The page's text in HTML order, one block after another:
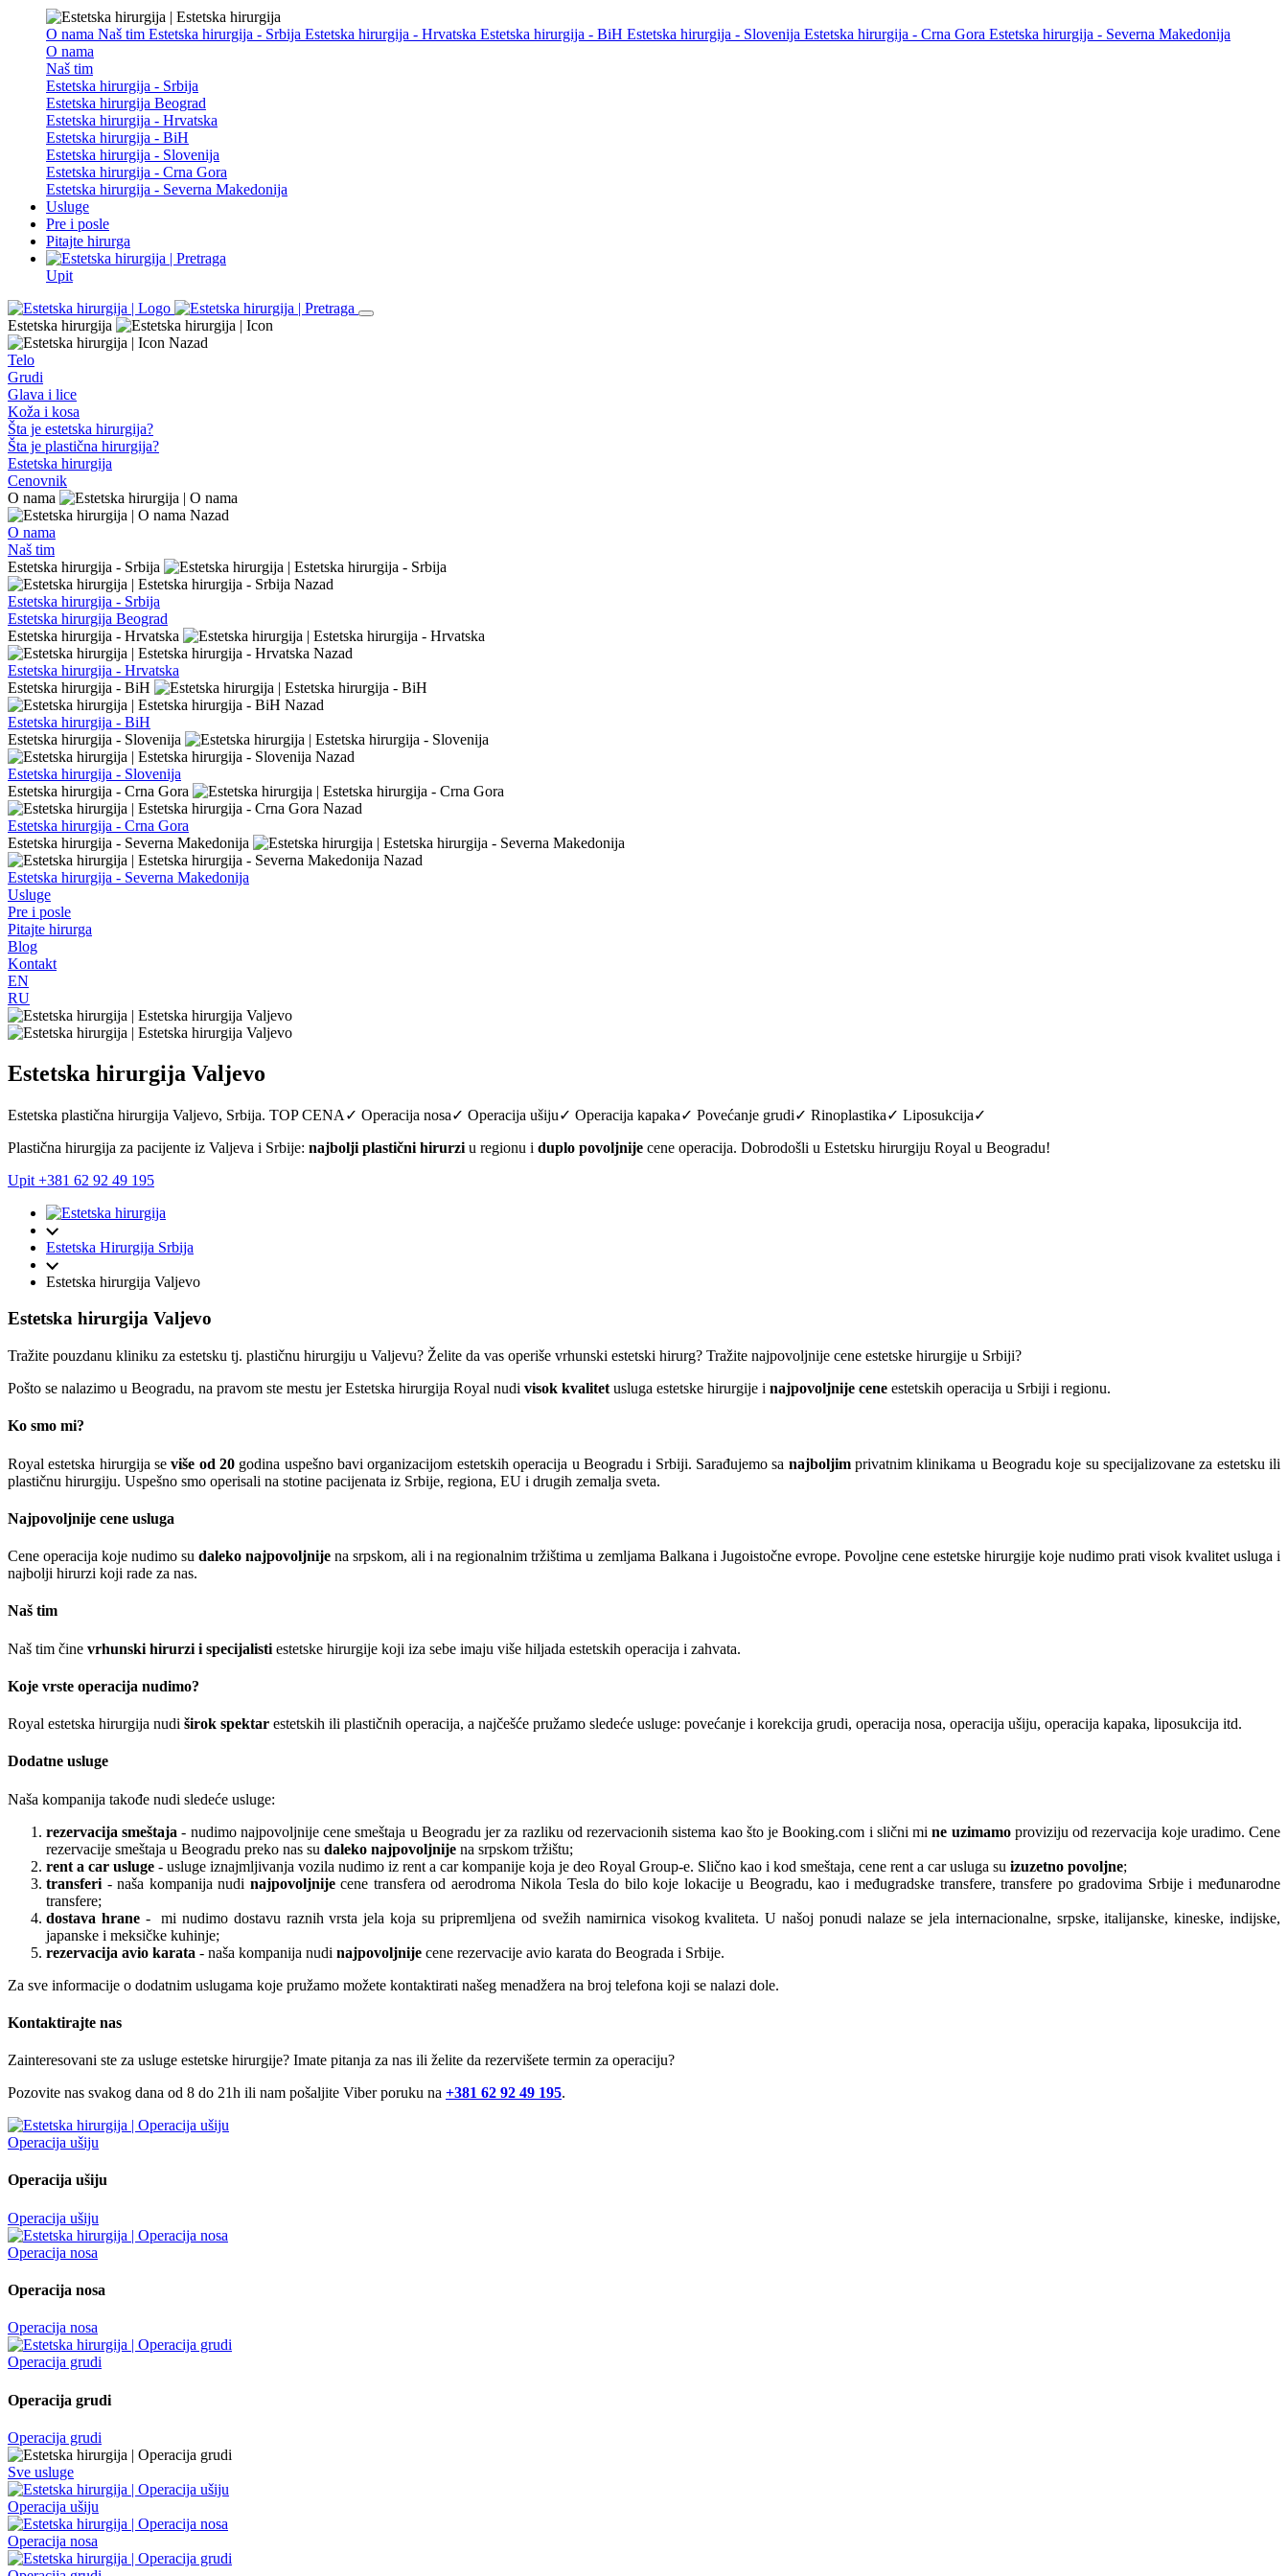
O nama Naš tim Estetska hirurgija - Srbija Estetska hirurgija - Hrvatska Estetska hirurgija - BiH Estetska hirurgija - Slovenija Estetska hirurgija - Crna Gora Estetska hirurgija - Severna Makedonija
O nama
Naš tim
Estetska hirurgija - Srbija
Estetska hirurgija Beograd
Estetska hirurgija - Hrvatska
Estetska hirurgija - BiH
Estetska hirurgija - Slovenija
Estetska hirurgija - Crna Gora
Estetska hirurgija - Severna Makedonija
Usluge
Pre i posle
Pitajte hirurga
Upit
Estetska hirurgija
Nazad
Telo
Grudi
Glava i lice
Koža i kosa
Šta je estetska hirurgija?
Šta je plastična hirurgija?
Estetska hirurgija
Cenovnik
O nama
Nazad
O nama
Naš tim
Estetska hirurgija - Srbija
Nazad
Estetska hirurgija - Srbija
Estetska hirurgija Beograd
Estetska hirurgija - Hrvatska
Nazad
Estetska hirurgija - Hrvatska
Estetska hirurgija - BiH
Nazad
Estetska hirurgija - BiH
Estetska hirurgija - Slovenija
Nazad
Estetska hirurgija - Slovenija
Estetska hirurgija - Crna Gora
Nazad
Estetska hirurgija - Crna Gora
Estetska hirurgija - Severna Makedonija
Nazad
Estetska hirurgija - Severna Makedonija
Usluge
Pre i posle
Pitajte hirurga
Blog
Kontakt
EN
RU
Estetska hirurgija Valjevo
Estetska plastična hirurgija Valjevo, Srbija. TOP CENA✓ Operacija nosa✓ Operacija ušiju✓ Operacija kapaka✓ Povećanje grudi✓ Rinoplastika✓ Liposukcija✓
Plastična hirurgija za pacijente iz Valjeva i Srbije: najbolji plastični hirurzi u regionu i duplo povoljnije cene operacija. Dobrodošli u Estetsku hirurgiju Royal u Beogradu!
Upit +381 62 92 49 195
Estetska Hirurgija Srbija
Estetska hirurgija Valjevo
Estetska hirurgija Valjevo
Tražite pouzdanu kliniku za estetsku tj. plastičnu hirurgiju u Valjevu? Želite da vas operiše vrhunski estetski hirurg? Tražite najpovoljnije cene estetske hirurgije u Srbiji?
Pošto se nalazimo u Beogradu, na pravom ste mestu jer Estetska hirurgija Royal nudi visok kvalitet usluga estetske hirurgije i najpovoljnije cene estetskih operacija u Srbiji i regionu.
Ko smo mi?
Royal estetska hirurgija seviše od 20 godina uspešno bavi organizacijom estetskih operacija u Beogradu i Srbiji. Sarađujemo sa najboljimprivatnim klinikama u Beogradu koje su specijalizovane za estetsku ili
plastičnu hirurgiju. Uspešno smo operisali na stotine pacijenata iz Srbije, regiona, EU i drugih zemalja sveta.
Najpovoljnije cene usluga
Cene operacija koje nudimo sudaleko najpovoljnije na srpskom, ali i na regionalnim tržištima u zemljama Balkana i Jugoistočne evrope. Povoljne cene estetske hirurgije koje nudimo prati visok kvalitet usluga i
najbolji hirurzi koji rade za nas.
Naš tim
Naš tim čine vrhunski hirurzi i specijalisti estetske hirurgije koji iza sebe imaju više hiljada estetskih operacija i zahvata.
Koje vrste operacija nudimo?
Royal estetska hirurgija nudi širok spektar estetskih ili plastičnih operacija, a najčešće pružamo sledeće usluge: povećanje i korekcija grudi, operacija nosa, operacija ušiju, operacija kapaka, liposukcija itd.
Dodatne usluge
Naša kompanija takođe nudi sledeće usluge:
rezervacija smeštaja - nudimo najpovoljnije cene smeštaja u Beogradu jer za razliku od rezervacionih sistema kao što je Booking.com i slični mine uzimamoproviziju od rezervacija koje uradimo. Cene
rezervacije smeštaja u Beogradu preko nas su daleko najpovoljnije na srpskom tržištu;
rent a car usluge - usluge iznajmljivanja vozila nudimo iz rent a car kompanije koja je deo Royal Group-e. Slično kao i kod smeštaja, cene rent a car usluga su izuzetno povoljne;
transferi - naša kompanija nudi najpovoljnijecene transfera od aerodroma Nikola Tesla do bilo koje lokacije u Beogradu, kao i međugradske transfere, transfere po gradovima Srbije i međunarodne
transfere;
dostava hrane - mi nudimo dostavu raznih vrsta jela koja su pripremljena od svežih namirnica visokog kvaliteta. U našoj ponudi nalaze se jela internacionalne, srpske, italijanske, kineske, indijske,
japanske i meksičke kuhinje;
rezervacija avio karata - naša kompanija nudi najpovoljnije cene rezervacije avio karata do Beograda i Srbije.
Za sve informacije o dodatnim uslugama koje pružamo možete kontaktirati našeg menadžera na broj telefona koji se nalazi dole.
Kontaktirajte nas
Zainteresovani ste za usluge estetske hirurgije? Imate pitanja za nas ili želite da rezervišete termin za operaciju?
Pozovite nas svakog dana od 8 do 21h ili nam pošaljite Viber poruku na +381 62 92 49 195.
Operacija ušiju
Operacija ušiju
Operacija ušiju
Operacija nosa
Operacija nosa
Operacija nosa
Operacija grudi
Operacija grudi
Operacija grudi
Sve usluge
Operacija ušiju
Operacija nosa